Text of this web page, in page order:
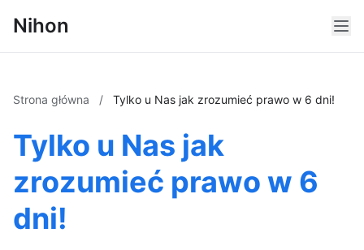
Nihon
Strona główna / Tylko u Nas jak zrozumieć prawo w 6 dni!
Tylko u Nas jak
zrozumieć prawo w 6
dni!